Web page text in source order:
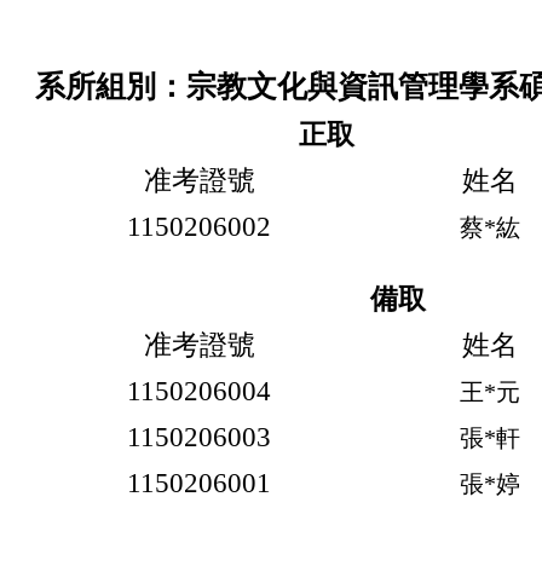
系所組別：宗教文化與資訊管理學系
正取
准考證號
姓名
1150206002
蔡*紘
備取
准考證號
姓名
1150206004
王*元
1150206003 張*軒
1150206001 張*婷